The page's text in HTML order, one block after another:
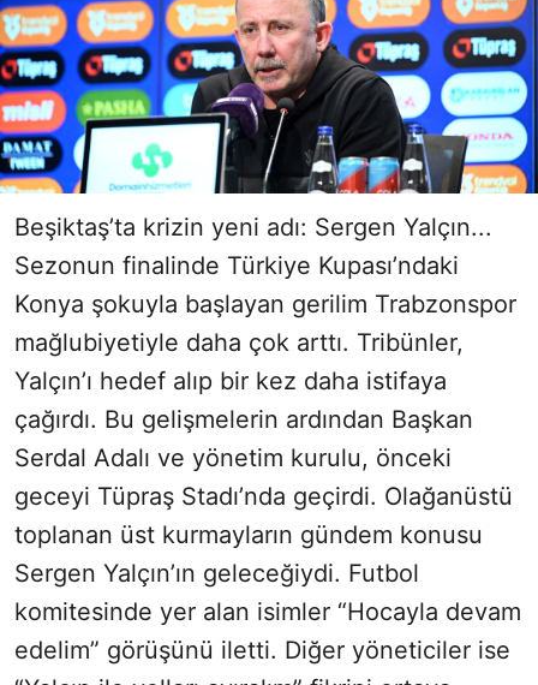
Beşiktaş’ta krizin yeni adı: Sergen Yalçın...
Sezonun finalinde Türkiye Kupası’ndaki
Konya şokuyla başlayan gerilim Trabzonspor
mağlubiyetiyle daha çok arttı. Tribünler,
Yalçın’ı hedef alıp bir kez daha istifaya
çağırdı. Bu gelişmelerin ardından Başkan
Serdal Adalı ve yönetim kurulu, önceki
geceyi Tüpraş Stadı’nda geçirdi. Olağanüstü
toplanan üst kurmayların gündem konusu
Sergen Yalçın’ın geleceğiydi. Futbol
komitesinde yer alan isimler “Hocayla devam
edelim” görüşünü iletti. Diğer yöneticiler ise